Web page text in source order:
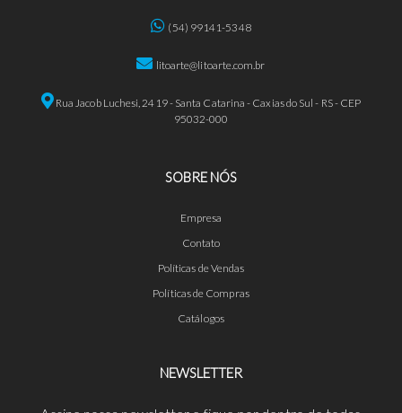
(54) 99141-5348
litoarte@litoarte.com.br
Rua Jacob Luchesi, 2419 - Santa Catarina - Caxias do Sul - RS - CEP
95032-000
SOBRE NÓS
Empresa
Contato
Políticas de Vendas
Políticas de Compras
Catálogos
NEWSLETTER